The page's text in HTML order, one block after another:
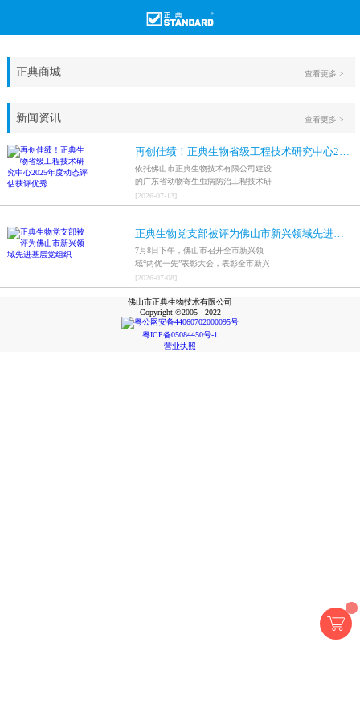
正典商城 查看更多 >
新闻资讯
再创佳绩！正典生物省级工程技术研究中心2025年度动态评估获评优秀
依托佛山市正典生物技术有限公司建设
的广东省动物寄生虫病防治工程技术研
究中心，在全省参评科研平台中综合表
现突出，成功获评最高评价等级“优
[2026-07-13]
正典生物党支部被评为佛山市新兴领域先进基层党组织
7月8日下午，佛山市召开全市新兴领
域“两优一先”表彰大会，表彰全市新兴
领域优秀共产党员、优秀党务工作者和
先进基层党组织，中共佛山市正典生物
技术有限公司支部委员会被评为佛山市
新兴领域先进基层党组织。
[2026-07-08]
查看更多 >
佛山市正典生物技术有限公司
Copyright ©2005 - 2022
粤公网安备44060702000095号
粤ICP备05084450号-1
营业执照